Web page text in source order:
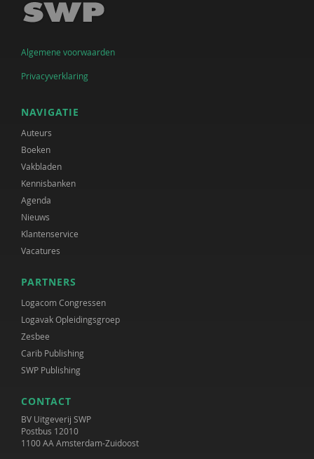
Algemene voorwaarden
Privacyverklaring
NAVIGATIE
Auteurs
Boeken
Vakbladen
Kennisbanken
Agenda
Nieuws
Klantenservice
Vacatures
PARTNERS
Logacom Congressen
Logavak Opleidingsgroep
Zesbee
Carib Publishing
SWP Publishing
CONTACT
BV Uitgeverij SWP
Postbus 12010
1100 AA Amsterdam-Zuidoost